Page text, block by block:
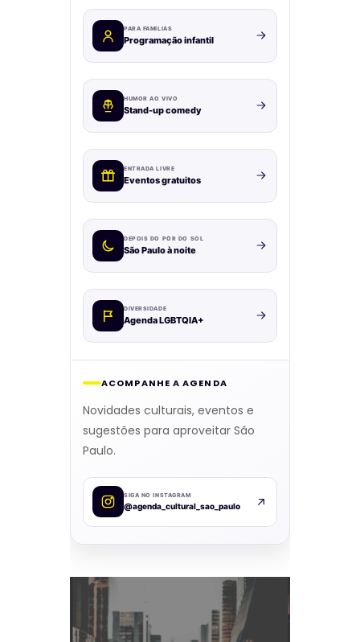
PARA FAMÍLIAS
Programação infantil
HUMOR AO VIVO
Stand-up comedy
ENTRADA LIVRE
Eventos gratuitos
DEPOIS DO PÔR DO SOL
São Paulo à noite
DIVERSIDADE
Agenda LGBTQIA+
ACOMPANHE A AGENDA
Novidades culturais, eventos e
sugestões para aproveitar São
Paulo.
SIGA NO INSTAGRAM
@agenda_cultural_sao_paulo